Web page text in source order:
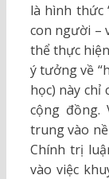
là hình thức
con người –
thể thực
ý tưởng về
học) này
cộng đồng.
trung vào
Chính trị
vào việc